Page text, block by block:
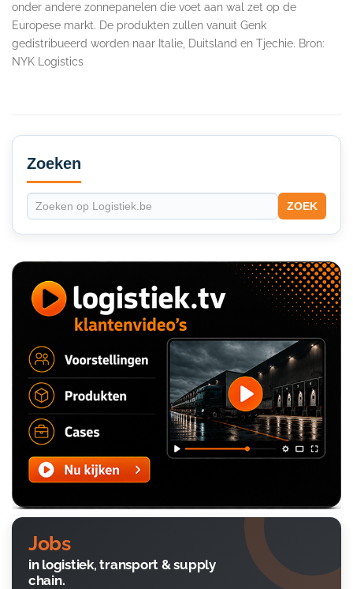
onder andere zonnepanelen die voet aan wal zet op de
Europese markt. De produkten zullen vanuit Genk
gedistribueerd worden naar Italie, Duitsland en Tjechie. Bron:
NYK Logistics
Secondary
Sidebar
Zoeken
ZOEK
Jobs
in logistiek, transport & supply
chain.